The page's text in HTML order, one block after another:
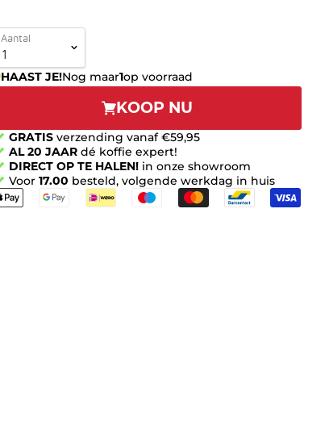
Aantal
HAAST JE!Nog maar1op voorraad
KOOP NU
GRATIS verzending vanaf €59,95
AL 20 JAAR dé koffie expert!
DIRECT OP TE HALEN! in onze showroom
Voor 17.00 besteld, volgende werkdag in huis